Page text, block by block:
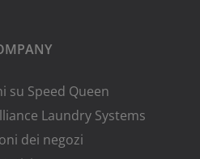
su Speed Queen
Laundry Systems
dei negozi